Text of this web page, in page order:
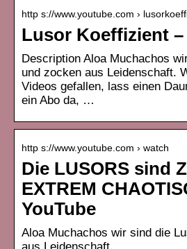
http s://www.youtube.com ›
Lusor Koeffizient –
Description Aloa Muchachos
und zocken aus Leidenschaft.
Videos gefallen, lass einen
ein Abo da, …
http s://www.youtube.com › watch
Die LUSORS sind
EXTREM
YouTube
Aloa Muchachos wir sind die
aus Leidenschaft.